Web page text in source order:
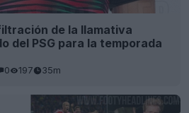
de la llamativa
del PSG para la temporada
0 197 35m